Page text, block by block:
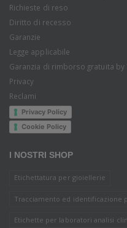
Richieste di reso
Diritto di recesso
Garanzie
Legge applicabile
Garanzia di rimborso gratuita by
Privacy
Reclami
Privacy Policy
Cookie Policy
I NOSTRI SHOP
Etichettatura per gioiellerie
Tracciamento ed identificazione
Etichette per laboratori analisi